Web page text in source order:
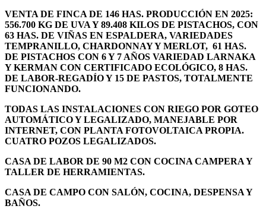
VENTA DE FINCA DE 146 HAS. PRODUCCIÓN EN 2025:
556.700 KG DE UVA Y 89.408 KILOS DE PISTACHOS, CON
63 HAS. DE VIÑAS EN ESPALDERA, VARIEDADES
TEMPRANILLO, CHARDONNAY Y MERLOT, 61 HAS.
DE PISTACHOS CON 6 Y 7 AÑOS VARIEDAD LARNAKA
Y KERMAN CON CERTIFICADO ECOLÓGICO, 8 HAS.
DE LABOR-REGADÍO Y 15 DE PASTOS, TOTALMENTE
FUNCIONANDO.
TODAS LAS INSTALACIONES CON RIEGO POR GOTEO
AUTOMÁTICO Y LEGALIZADO, MANEJABLE POR
INTERNET, CON PLANTA FOTOVOLTAICA PROPIA.
CUATRO POZOS LEGALIZADOS.
CASA DE LABOR DE 90 M2 CON COCINA CAMPERA Y
TALLER DE HERRAMIENTAS.
CASA DE CAMPO CON SALÓN, COCINA, DESPENSA Y
BAÑOS.